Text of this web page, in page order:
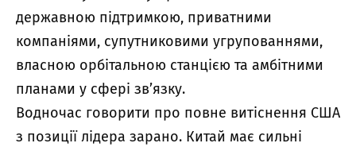
державною підтримкою, приватними
компаніями, супутниковими угрупованнями,
власною орбітальною станцією та амбітними
планами у сфері зв’язку.
Водночас говорити про повне витіснення США
з позиції лідера зарано. Китай має сильні